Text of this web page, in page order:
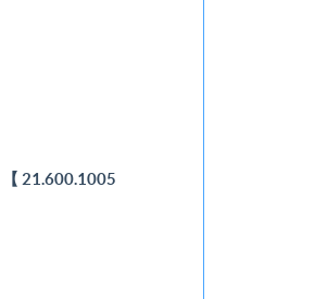
【 21.600.1005